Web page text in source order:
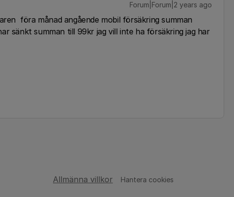
Forum|Forum|2 years ago
föra månad angående mobil försäkring summan
sänkt summan till 99kr jag vill inte ha försäkring jag har
Allmänna villkor Hantera cookies